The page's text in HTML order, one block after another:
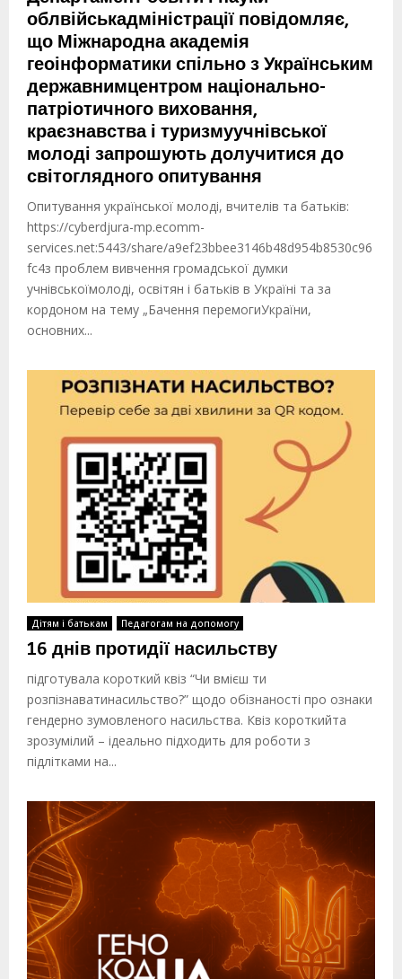
облвійськадміністрації повідомляє,
що Міжнародна академія
геоінформатики спільно з Українським
державнимцентром національно-
патріотичного виховання,
краєзнавства і туризмуучнівської
молоді запрошують долучитися до
світоглядного опитування
Опитування української молоді, вчителів та батьків:
https://cyberdjura-mp.ecomm-
services.net:5443/share/a9ef23bbee3146b48d954b8530c96
fc4з проблем вивчення громадської думки
учнівськоїмолоді, освітян і батьків в Україні та за
кордоном на тему „Бачення перемогиУкраїни,
основних...
Дітям і батькам Педагогам на допомогу
16 днів протидії насильству
підготувала короткий квіз “Чи вмієш ти
розпізнаватинасильство?” щодо обізнаності про ознаки
гендерно зумовленого насильства. Квіз короткийта
зрозумілий – ідеально підходить для роботи з
підлітками на...